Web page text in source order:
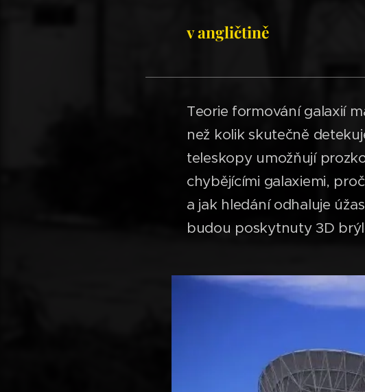
v angličtině
Teorie formování galaxií
než kolik skutečně
teleskopy umožňují
chybějícími galaxiemi,
a jak hledání odhaluje
budou poskytnuty 3D